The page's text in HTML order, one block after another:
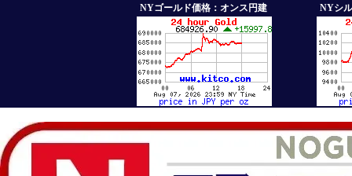
NYゴールド価格：オンス円建 NYシ